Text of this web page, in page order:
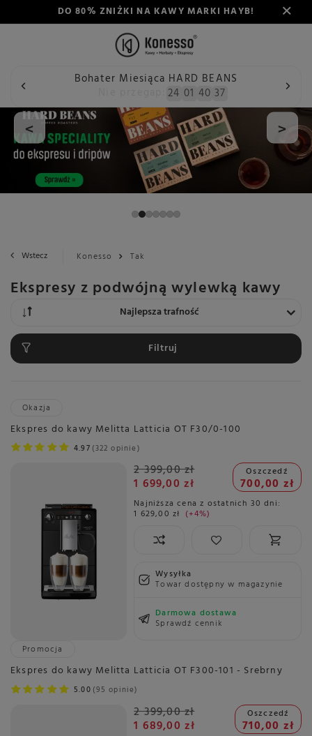
DO 80% ZNIŻKI NA KAWY MARKI HAYB!
Bohater Miesiąca HARD BEANS
24 01 40 36
< >
Wstecz Konesso Tak
Ekspresy z podwójną wylewką kawy
Zmień sortowanie
Najlepsza trafność
Filtruj
Okazja
Ekspres do kawy Melitta Latticia OT F30/0-100
4.97 322 opinie
2 399,00 zł
1 699,00 zł
Oszczedź
700,00 zł
Najniższa cena z ostatnich 30 dni:
1 629,00 zł +4%
Wysyłka
Towar dostępny w magazynie
Darmowa dostawa
Sprawdź cennik
Promocja
Ekspres do kawy Melitta Latticia OT F300-101 - Srebrny
5.00 95 opinie
2 399,00 zł
1 689,00 zł
Oszczedź
710,00 zł